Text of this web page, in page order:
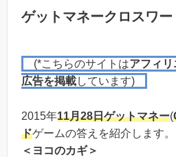
ゲットマネークロスワー
(*こちらのサイトはアフィリ
広告を掲載しています)
2015年11月28日ゲットマネー(
ドゲームの答えを紹介します。
＜ヨコのカギ＞